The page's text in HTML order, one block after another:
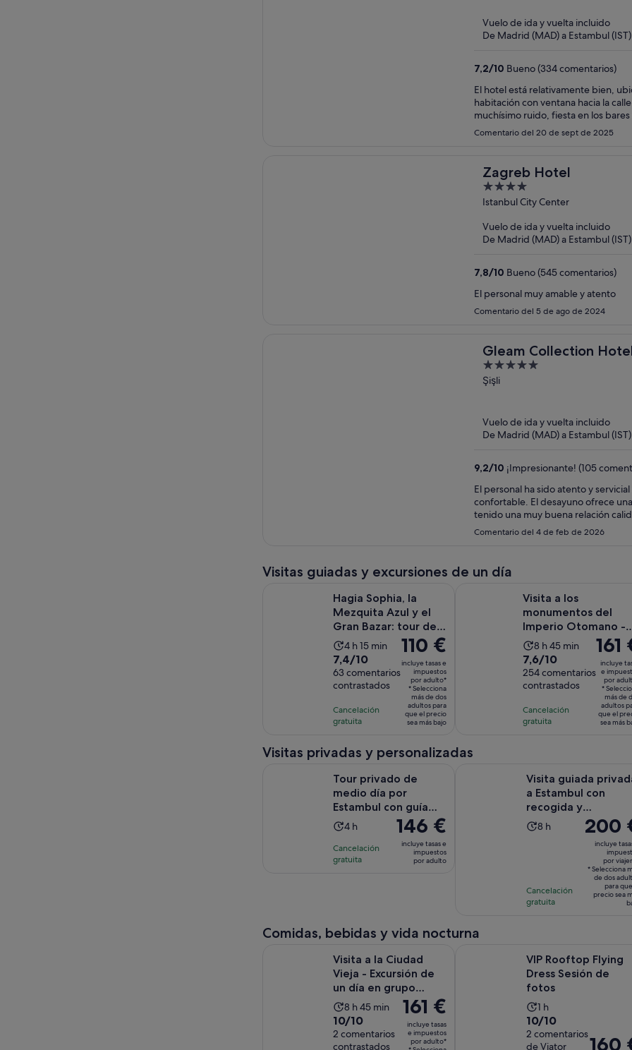
Vuelo de ida y vuelta incluido
De Madrid (MAD) a Estambul (IST)
7,2/10 Bueno (334 comentarios)
El hotel está relativamente bien,
habitación con ventana hacia la
muchísimo ruido, fiesta en los
Comentario del 20 de sept de 2025
Zagreb Hotel
4
out
5
Istanbul City Center
Vuelo de ida y vuelta incluido
De Madrid (MAD) a Estambul (IST)
7,8/10 Bueno (545 comentarios)
El personal muy amable y atento
Comentario del 5 de ago de 2024
Gleam Collection
5
out
Şişli
Vuelo de ida y vuelta incluido
De Madrid (MAD) a Estambul (IST)
9,2/10 ¡Impresionante! (105
El personal ha sido atento y
confortable. El desayuno ofrece
tenido una muy buena relación
Comentario del 4 de feb de 2026
Visitas guiadas y excursiones de un día
Hagia Sophia, la
Mezquita Azul y el
Gran Bazar: tour de
medio día en
grupos...
La
duración
de
la
actividad
es
4 horas
15 minutos
4 h 15 min
7.4
sobre
10
63
7,4/10
63 comentarios
contrastados
Cancelación
gratuita
El
precio
es
de
110 €
por
adulto*
110 €
incluye tasas e
impuestos
por adulto*
* Selecciona
más de dos
adultos para
que el precio
sea más bajo
Visita a los
monumentos del
Imperio Otomano -
Entradas sin colas
La
duración
de
la
actividad
es
45 minutos
8 h 45 min
7.6
sobre
10
254
7,6/10
254 comentarios
contrastados
Cancelación
gratuita
El
precio
es
de
161 €
por
161
incluye
e
por
*
más de
adultos
que el
sea más
Visitas privadas y personalizadas
Tour privado de
medio día por
Estambul con guía
local
La
de
4 horas
4 h
Cancelación
gratuita
El
precio
es
146 €
incluye tasas e
impuestos
por adulto
Visita guiada
a Estambul con
recogida y
devolución
La
actividad
es
8 h
Cancelación
gratuita
El
precio
es
de
200 €
por
200
incluye
por
* Selecciona
de dos
para
precio sea
Comidas, bebidas y vida nocturna
Visita a la Ciudad
Vieja - Excursión de
un día en grupo
reducido
La
duración
de
8 h 45 min
10.0
sobre
10/10
2 comentarios
contrastados
El
precio
es
de
161 €
incluye tasas
e impuestos
por adulto*
VIP Rooftop Flying
Dress Sesión de
fotos
La
duración
de
1 h
10.0
sobre
10/10
2 comentarios
de Viator
El
160